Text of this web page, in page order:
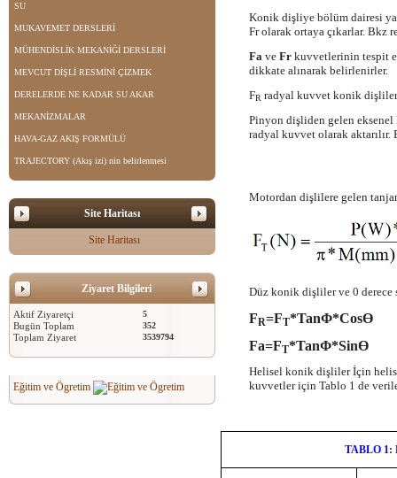
SU
MUKAVEMET DERSLERİ
MÜHENDİSLİK MEKANİĞİ DERSLERİ
MEVCUT DİŞLİ RESMİNİ ÇİZMEK
DERELERDE NE KADAR SU AKAR
MEKANİZMALAR
HAVA-GAZ AKIŞ FORMÜLÜ
TRAJECTORY (Akış izi) nin belirlenmesi
Site Haritası
Site Haritası
Ziyaret Bilgileri
Aktif Ziyaretçi 5
Bugün Toplam 352
Toplam Ziyaret 3539794
Eğitim ve Ögretim
Konik dişliye bölüm dairesi
Fr olarak ortaya çıkarlar. Bkz
Fa ve Fr kuvvetlerinin tespit
dikkate alınarak belirlenirler.
FR radyal kuvvet konik
Pinyon dişliden gelen
radyal kuvvet olarak aktarılır.
Motordan dişlilere gelen
Düz konik dişliler ve 0
FR=FT*TanΦ*CosӨ
Fa=FT*TanΦ*SinӨ
Helisel konik dişliler İçin helis
kuvvetler için Tablo 1 de
TABLO 1: